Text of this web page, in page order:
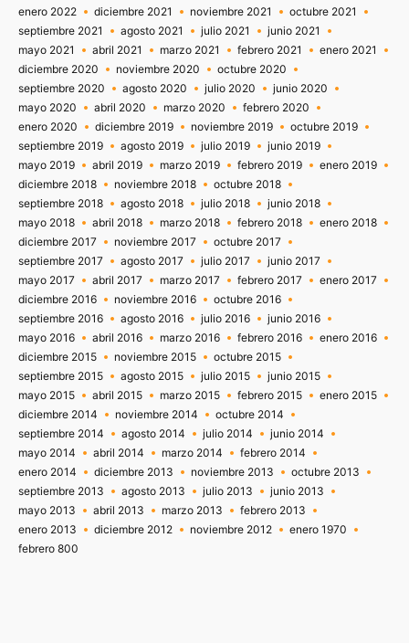
enero 2022
diciembre 2021 noviembre 2021
octubre 2021
septiembre 2021
agosto 2021 julio 2021
junio 2021
mayo 2021
abril 2021 marzo 2021 febrero 2021
enero 2021
diciembre 2020
noviembre 2020
octubre 2020
septiembre 2020
agosto 2020 julio 2020
junio 2020
mayo 2020
abril 2020 marzo 2020
febrero 2020
enero 2020
diciembre 2019 noviembre 2019
octubre 2019
septiembre 2019
agosto 2019 julio 2019
junio 2019
mayo 2019
abril 2019 marzo 2019 febrero 2019
enero 2019
diciembre 2018
noviembre 2018
octubre 2018
septiembre 2018
agosto 2018 julio 2018
junio 2018
mayo 2018
abril 2018 marzo 2018 febrero 2018
enero 2018
diciembre 2017
noviembre 2017
octubre 2017
septiembre 2017
agosto 2017 julio 2017
junio 2017
mayo 2017
abril 2017 marzo 2017 febrero 2017
enero 2017
diciembre 2016
noviembre 2016
octubre 2016
septiembre 2016
agosto 2016 julio 2016
junio 2016
mayo 2016
abril 2016 marzo 2016 febrero 2016
enero 2016
diciembre 2015
noviembre 2015
octubre 2015
septiembre 2015
agosto 2015 julio 2015
junio 2015
mayo 2015
abril 2015 marzo 2015 febrero 2015
enero 2015
diciembre 2014
noviembre 2014
octubre 2014
septiembre 2014
agosto 2014 julio 2014
junio 2014
mayo 2014
abril 2014 marzo 2014
febrero 2014
enero 2014
diciembre 2013 noviembre 2013
octubre 2013
septiembre 2013
agosto 2013 julio 2013
junio 2013
mayo 2013
abril 2013 marzo 2013
febrero 2013
enero 2013
diciembre 2012 noviembre 2012
enero 1970
febrero 800